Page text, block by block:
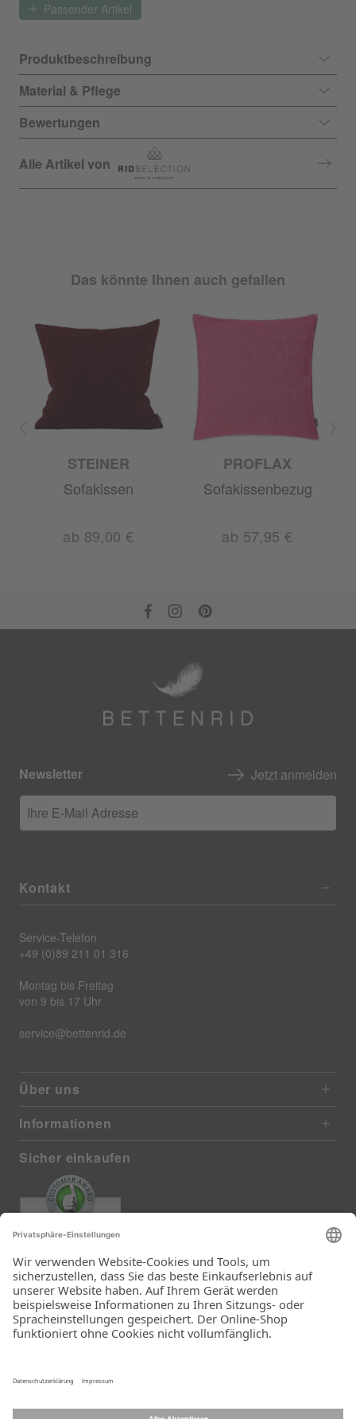
Passender Artikel
Produktbeschreibung
Material & Pflege
Bewertungen
Alle Artikel von
Das könnte Ihnen auch gefallen
STEINER
Sofakissen
ab 89,00 €
PROFLAX
Sofakissenbezug
ab 57,95 €
Newsletter Jetzt anmelden
Ihre E-Mail Adresse
Kontakt
Service-Telefon
+49 (0)89 211 01 316
Montag bis Freitag
von 9 bis 17 Uhr
service@bettenrid.de
Über uns
Informationen
Sicher einkaufen
372 reviews from real customers
(last 12 months)
Total: 11290
Die Auswahl und die
Einfachheit der
Bestellung.